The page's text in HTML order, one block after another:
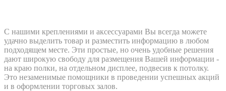
С нашими креплениями и аксессуарами Вы всегда можете
удачно выделить товар и разместить информацию в любом
подходящем месте. Эти простые, но очень удобные решения
дают широкую свободу для размещения Вашей информации -
на краю полки, на отдельном дисплее, подвесив к потолку.
Это незаменимые помощники в проведении успешных акций
и в оформлении торговых залов.